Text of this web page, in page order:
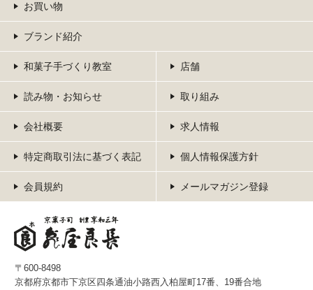
お買い物
ブランド紹介
和菓子手づくり教室 店舗
読み物・お知らせ 取り組み
会社概要 求人情報
特定商取引法に基づく表記 個人情報保護方針
会員規約 メールマガジン登録
〒600-8498
京都府京都市下京区四条通油小路西入柏屋町17番、19番合地